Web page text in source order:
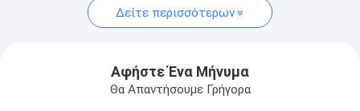
Δείτε περισσότερων
Αφήστε Ένα Μήνυμα
Θα Απαντήσουμε Γρήγορα